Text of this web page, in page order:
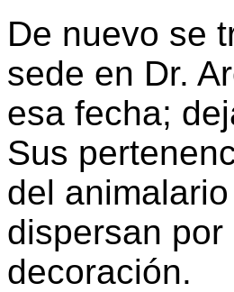
De nuevo se
sede en Dr.
esa fecha;
Sus
del
dispersan
decoración.